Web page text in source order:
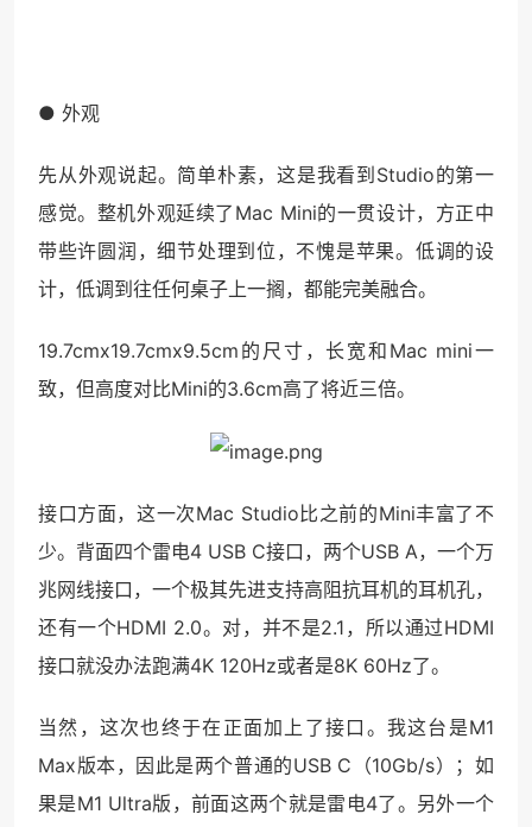
● 外观
先从外观说起。简单朴素，这是我看到Studio的第一
感觉。整机外观延续了Mac Mini的一贯设计，方正中
带些许圆润，细节处理到位，不愧是苹果。低调的设
计，低调到往任何桌子上一搁，都能完美融合。
19.7cmx19.7cmx9.5cm的尺寸，长宽和Mac mini一
致，但高度对比Mini的3.6cm高了将近三倍。
接口方面，这一次Mac Studio比之前的Mini丰富了不
少。背面四个雷电4 USB C接口，两个USB A，一个万
兆网线接口，一个极其先进支持高阻抗耳机的耳机孔，
还有一个HDMI 2.0。对，并不是2.1，所以通过HDMI
接口就没办法跑满4K 120Hz或者是8K 60Hz了。
当然，这次也终于在正面加上了接口。我这台是M1
Max版本，因此是两个普通的USB C（10Gb/s）；如
果是M1 Ultra版，前面这两个就是雷电4了。另外一个